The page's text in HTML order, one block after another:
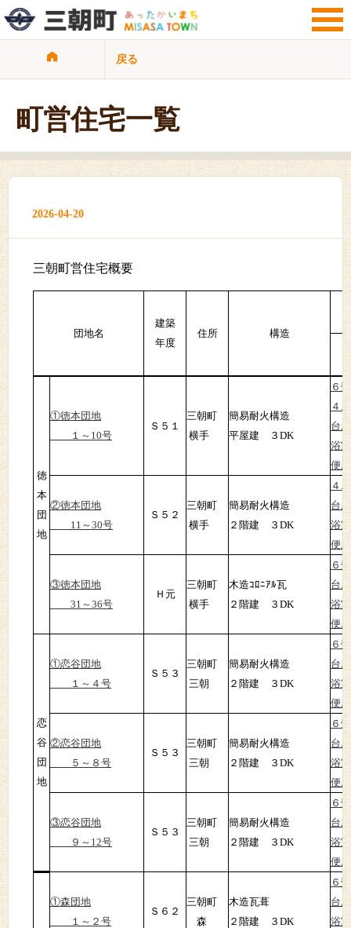
サイト検索
子育て・教育
ビジネス・事業者 行政情報
サイトマップ
プライバシーポリシー
戻る
町営住宅一覧
2026-04-20
三朝町営住宅概要
団地名
建築
年度
住所 構造
徳
本
団
地
①徳本団地
１～10号
Ｓ５１
三朝町
横手
簡易耐火構造
平屋建 ３DK
６
４.
台
浴
便
②徳本団地
11～30号
Ｓ５２
三朝町
横手
簡易耐火構造
２階建 ３DK
４.
台
浴
便
③徳本団地
31～36号
Ｈ元
三朝町
横手
木造ｺﾛﾆｱﾙ瓦
２階建 ３DK
６
台
浴
便
恋
谷
団
地
①恋谷団地
１～４号
Ｓ５３
三朝町
三朝
簡易耐火構造
２階建 ３DK
６
台
浴
便
②恋谷団地
５～８号
Ｓ５３
三朝町
三朝
簡易耐火構造
２階建 ３DK
６
台
浴
便
③恋谷団地
９～12号
Ｓ５３
三朝町
三朝
簡易耐火構造
２階建 ３DK
６
台
浴
便
①森団地
１～２号
Ｓ６２
三朝町
森
木造瓦葺
２階建 ３DK
６
台
浴